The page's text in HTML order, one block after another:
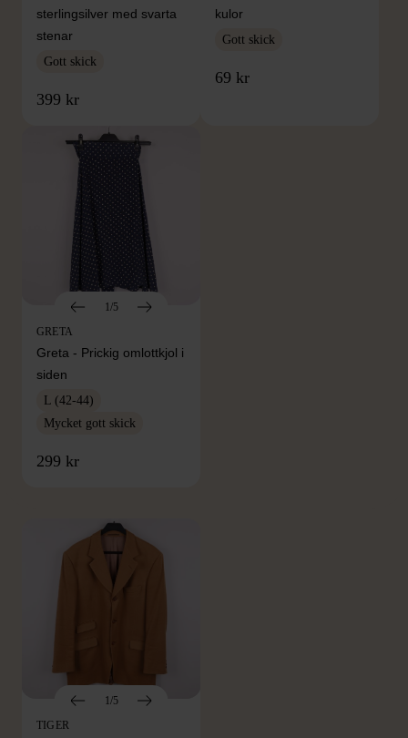
sterlingsilver med svarta
stenar
Gott skick
399 kr
kulor
Gott skick
69 kr
1/5
GRETA
Greta - Prickig omlottkjol i
siden
L (42-44)
Mycket gott skick
299 kr
FRÅN SAMMA VARUMÄRKE
1/5
TIGER